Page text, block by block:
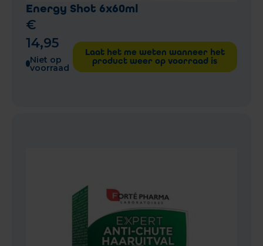
Energy Shot 6x60ml
€
14,95
Niet op
voorraad
Laat het me weten wanneer het
product weer op voorraad is